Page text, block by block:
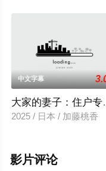
中文字幕
大家的妻子：住户专
2025 / 日本 / 加藤桃香
影片评论